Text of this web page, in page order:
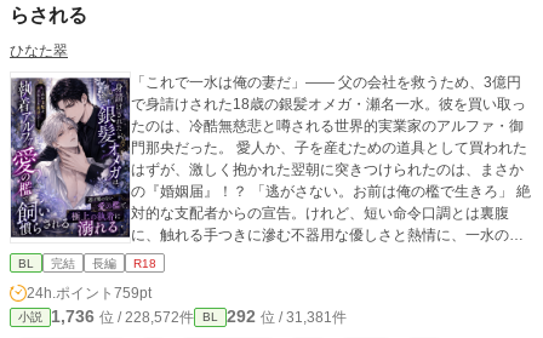
らされる
ひなた翠
「これで一水は俺の妻だ」―― 父の会社を救うため、3億円
で身請けされた18歳の銀髪オメガ・瀬名一水。彼を買い取っ
たのは、冷酷無慈悲と噂される世界的実業家のアルファ・御
門那央だった。 愛人か、子を産むための道具として買われた
はずが、激しく抱かれた翌朝に突きつけられたのは、まさか
の『婚姻届』！？ 「逃がさない。お前は俺の檻で生きろ」 絶
対的な支配者からの宣告。けれど、短い命令口調とは裏腹
に、触れる手つきに滲む不器用な優しさと熱情に、一水の心
は次第に絆されていく。 単なる「所有物」として買われたオ
して並び立つまでの物語。 絶対的支配から極上の溺愛へ。執
着オメガバース開幕！
BL 完結 長編 R18
24h.ポイント 759pt
小説 1,736 位 / 228,572件 BL 292 位 / 31,381件